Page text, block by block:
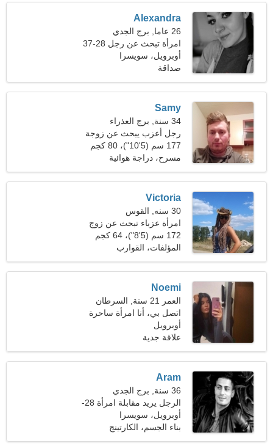
Alexandra
26 عاما, برج الجدي
امرأة تبحث عن رجل 28-37
أوبرويل، سويسرا
صداقة
Samy
34 سنة, برج العذراء
رجل أعزب يبحث عن زوجة
177 سم (5'10")، 80 كجم
(176 رطلا)
مسرح، دراجة هوائية
Victoria
30 سنه, القوس
امرأة عزباء تبحث عن زوج
35-40
172 سم (5'8")، 64 كجم
(141 رطلا)
المؤلفات، القوارب
Noemi
العمر 21 سنة, السرطان
اتصل بي، أنا امرأة ساحرة
أوبرويل
علاقة جدية
Aram
36 سنة, برج الجدي
الرجل يريد مقابلة امرأة 28-
33
أوبرويل، سويسرا
بناء الجسم، الكارتينج